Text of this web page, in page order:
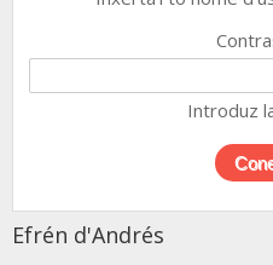
Introduz
Efrén d'Andrés